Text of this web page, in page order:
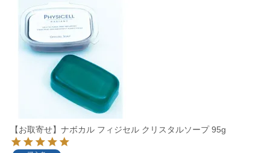
【お取寄せ】ナボカル フィジセル クリスタルソープ 95g